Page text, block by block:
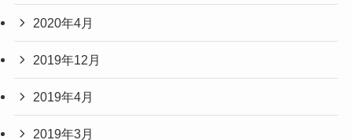
2020年4月
2019年12月
2019年4月
2019年3月